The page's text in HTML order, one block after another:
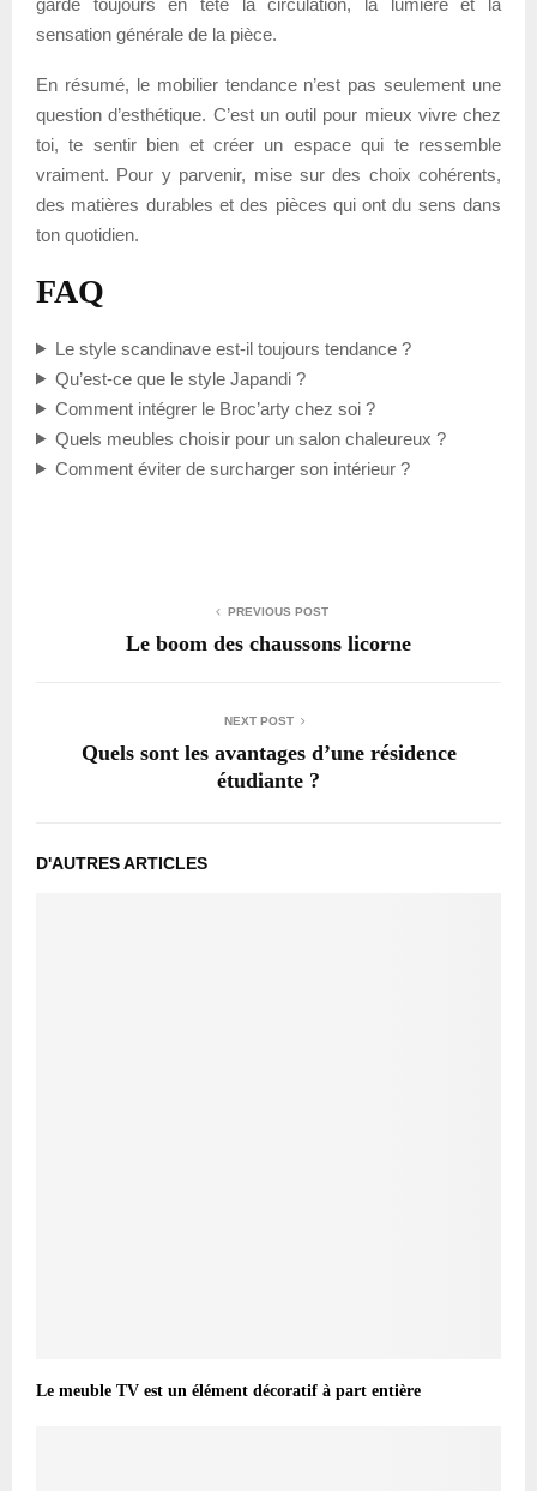
sensation générale de la pièce.
En résumé, le mobilier tendance n’est pas seulement une
question d’esthétique. C’est un outil pour mieux vivre chez
toi, te sentir bien et créer un espace qui te ressemble
vraiment. Pour y parvenir, mise sur des choix cohérents,
des matières durables et des pièces qui ont du sens dans
ton quotidien.
FAQ
Le style scandinave est-il toujours tendance ?
Qu’est-ce que le style Japandi ?
Comment intégrer le Broc’arty chez soi ?
Quels meubles choisir pour un salon chaleureux ?
Comment éviter de surcharger son intérieur ?
PREVIOUS POST
Le boom des chaussons licorne
NEXT POST
Quels sont les avantages d’une résidence
étudiante ?
D'AUTRES ARTICLES
Le meuble TV est un élément décoratif à part entière